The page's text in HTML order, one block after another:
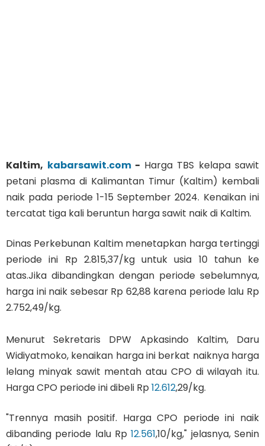
Kaltim, kabarsawit.com- Harga TBS kelapa sawit
petani plasma di Kalimantan Timur (Kaltim) kembali
naik pada periode 1-15 September 2024. Kenaikan ini
tercatat tiga kali beruntun harga sawit naik di Kaltim.
Dinas Perkebunan Kaltim menetapkan harga tertinggi
periode ini Rp 2.815,37/kg untuk usia 10 tahun ke
atas.Jika dibandingkan dengan periode sebelumnya,
harga ini naik sebesar Rp 62,88 karena periode lalu Rp
2.752,49/kg.
Menurut Sekretaris DPW Apkasindo Kaltim, Daru
Widiyatmoko, kenaikan harga ini berkat naiknya harga
lelang minyak sawit mentah atau CPO di wilayah itu.
Harga CPO periode ini dibeli Rp 12.612,29/kg.
"Trennya masih positif. Harga CPO periode ini naik
dibanding periode lalu Rp12.561,10/kg," jelasnya, Senin